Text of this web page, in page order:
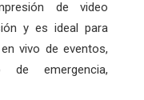
de video
y es ideal para
vivo de eventos,
de emergencia,